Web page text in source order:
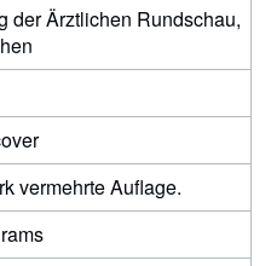
der Ärztlichen Rundschau,
vermehrte Auflage.